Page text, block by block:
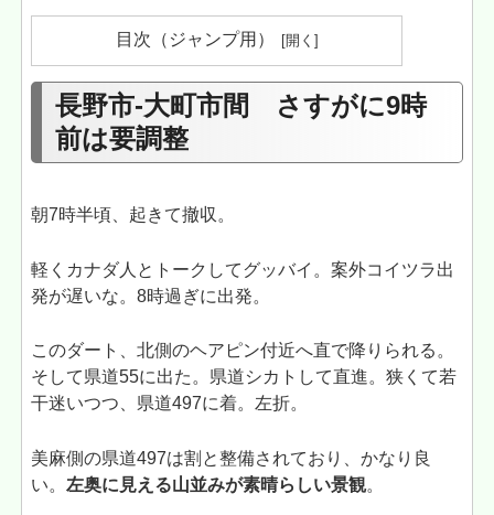
目次（ジャンプ用）
長野市-大町市間 さすがに9時
前は要調整
朝7時半頃、起きて撤収。
軽くカナダ人とトークしてグッバイ。案外コイツラ出
発が遅いな。8時過ぎに出発。
このダート、北側のヘアピン付近へ直で降りられる。
そして県道55に出た。県道シカトして直進。狭くて若
干迷いつつ、県道497に着。左折。
美麻側の県道497は割と整備されており、かなり良
い。左奥に見える山並みが素晴らしい景観。